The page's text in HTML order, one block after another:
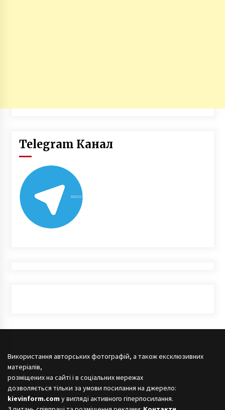
Telegram Канал
Використання авторських фотографій, а також ексклюзивних
матеріалів,
розміщених на сайті і в соціальних мережах
дозволяється тільки за умови посилання на джерело:
kievinform.com у вигляді активного гіперпосилання.